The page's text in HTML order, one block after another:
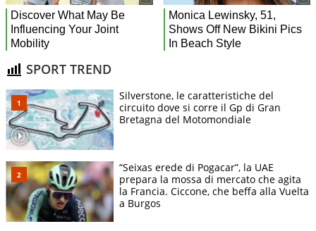
SPORT TREND
Silverstone, le caratteristiche del
circuito dove si corre il Gp di Gran
Bretagna del Motomondiale
“Seixas erede di Pogacar”, la UAE
prepara la mossa di mercato che agita
la Francia. Ciccone, che beffa alla Vuelta
a Burgos